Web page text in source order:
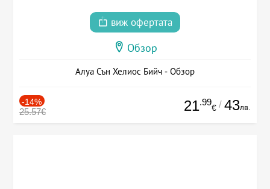
виж офертата
Обзор
Алуа Сън Хелиос Бийч - Обзор
-14%
25.57€ 21.99
€ / 43лв.